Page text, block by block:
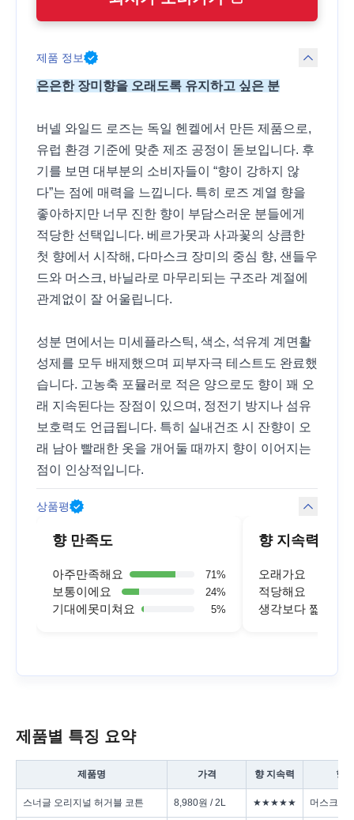
제품 정보
은은한 장미향을 오래도록 유지하고 싶은 분
버넬 와일드 로즈는 독일 헨켈에서 만든 제품으로,
유럽 환경 기준에 맞춘 제조 공정이 돋보입니다. 후
기를 보면 대부분의 소비자들이 “향이 강하지 않
다”는 점에 매력을 느낍니다. 특히 로즈 계열 향을
좋아하지만 너무 진한 향이 부담스러운 분들에게
적당한 선택입니다. 베르가못과 사과꽃의 상큼한
첫 향에서 시작해, 다마스크 장미의 중심 향, 샌들우
드와 머스크, 바닐라로 마무리되는 구조라 계절에
관계없이 잘 어울립니다.
성분 면에서는 미세플라스틱, 색소, 석유계 계면활
성제를 모두 배제했으며 피부자극 테스트도 완료했
습니다. 고농축 포뮬러로 적은 양으로도 향이 꽤 오
래 지속된다는 장점이 있으며, 정전기 방지나 섬유
보호력도 언급됩니다. 특히 실내건조 시 잔향이 오
래 남아 빨래한 옷을 개어둘 때까지 향이 이어지는
점이 인상적입니다.
상품평
향 만족도
아주만족해요 71%
보통이에요 24%
기대에못미쳐요 5%
향 지속력
오래가요
적당해요
생각보다 짧아요
제품별 특징 요약
제품명 가격 향 지속력 향
스너글 오리지널 허거블 코튼 8,980원 / 2L ★★★★★ 머스크·라